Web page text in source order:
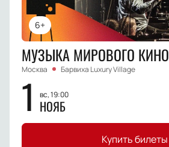
6+
МУЗЫКА МИРОВОГО КИНО
Москва Барвиха Luxury Village
1 вс, 19:00
НОЯБ
Купить билеты